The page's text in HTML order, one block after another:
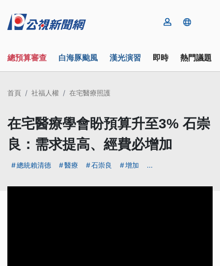
總預算審查 白海豚颱風 漢光演習 即時 熱門議題
首頁 社福人權 在宅醫療照護
在宅醫療學會盼預算升至3% 石崇
良：需求提高、經費必增加
總統賴清德 醫療 石崇良 增加 ...